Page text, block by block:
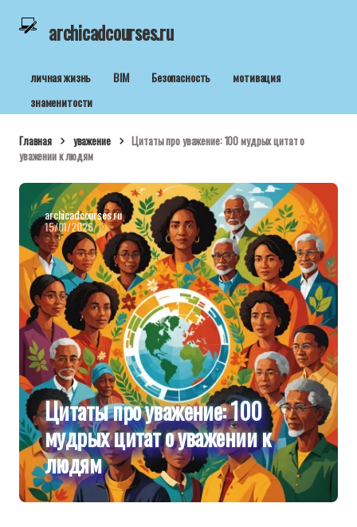
archicadcourses.ru
личная жизнь BIM Безопасность
мотивация
знаменитости
Главная уважение
Цитаты про уважение: 100 мудрых цитат о
уважении к людям
archicadcourses.ru
15/01/2026
Цитаты про уважение: 100
мудрых цитат о уважении к
людям